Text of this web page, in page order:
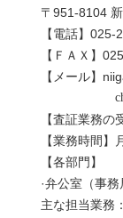
〒951-8104
【電話】025-
【ＦＡＸ】
【メール】
【査証業務
【業務時間
【各部門】
·弁公室（事務
主な担当業務